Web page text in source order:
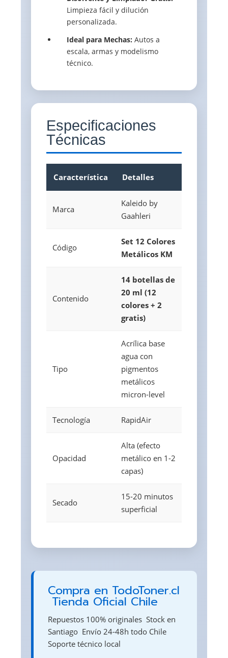
Limpieza fácil y dilución
personalizada.
Ideal para Mechas: Autos a
escala, armas y modelismo
técnico.
Especificaciones
Técnicas
Característica Detalles
Marca
Kaleido by
Gaahleri
Código
Set 12 Colores
Metálicos KM
Contenido
14 botellas de
20 ml (12
colores + 2
gratis)
Tipo
Acrílica base
agua con
pigmentos
metálicos
micron-level
Tecnología RapidAir
Opacidad
Alta (efecto
metálico en 1-2
capas)
Secado
15-20 minutos
superficial
Compra en TodoToner.cl
 Tienda Oficial Chile
Repuestos 100% originales  Stock en
Santiago  Envío 24-48h todo Chile 
Soporte técnico local